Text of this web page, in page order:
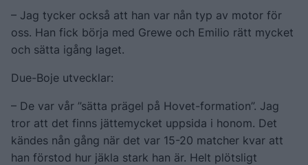
– Jag tycker också att han var nån typ av motor för
oss. Han fick börja med Grewe och Emilio rätt mycket
och sätta igång laget.
Due-Boje utvecklar:
– De var vår ”sätta prägel på Hovet-formation”. Jag
tror att det finns jättemycket uppsida i honom. Det
kändes nån gång när det var 15-20 matcher kvar att
han förstod hur jäkla stark han är. Helt plötsligt